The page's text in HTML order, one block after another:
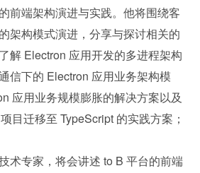
前端架构演进与实践。他将围绕客
架构模式演进，分享与探讨相关的
解 Electron 应用开发的多进程架构
信下的 Electron 应用业务架构模
应用业务规模膨胀的解决方案以及
目迁移至 TypeScript 的实践方案；
术专家，将会讲述 to B 平台的前端